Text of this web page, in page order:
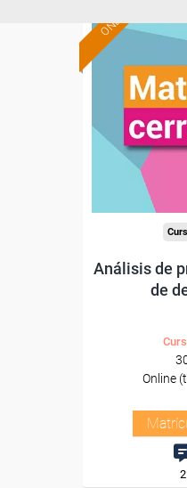
ONLINE
Análisis de
de
Online
2